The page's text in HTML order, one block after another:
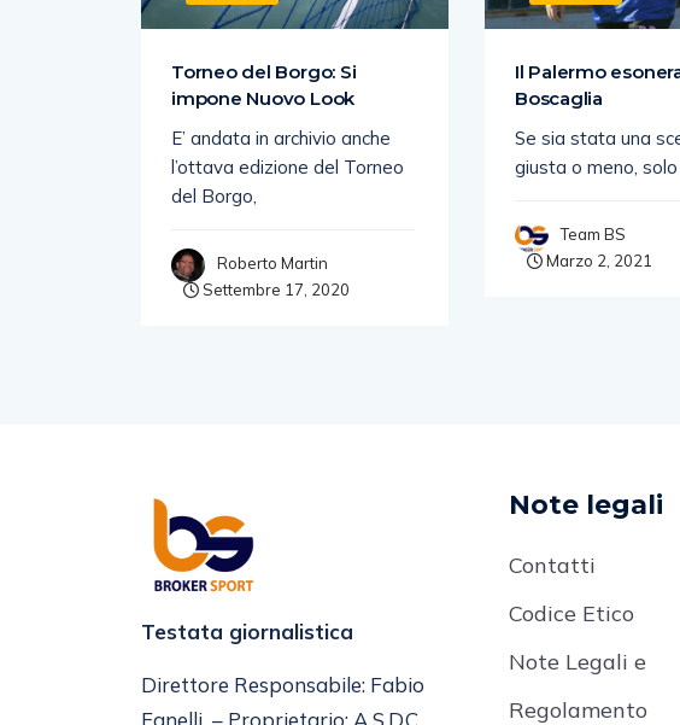
Torneo del Borgo: Si
impone Nuovo Look
E’ andata in archivio anche
l’ottava edizione del Torneo
del Borgo,
Roberto Martin
Settembre 17, 2020
Il Palermo
Boscaglia
Se sia stata una
giusta o meno,
Team BS
Marzo 2, 2021
Testata giornalistica
Direttore Responsabile: Fabio
Fanelli – Proprietario: A.S.D.C.
Note legali
Contatti
Codice Etico
Note Legali e
Regolamento